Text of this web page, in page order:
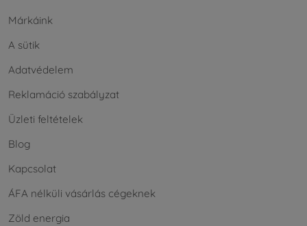
Márkáink
A sütik
Adatvédelem
Reklamáció szabályzat
Üzleti feltételek
Blog
Kapcsolat
ÁFA nélküli vásárlás cégeknek
Zöld energia